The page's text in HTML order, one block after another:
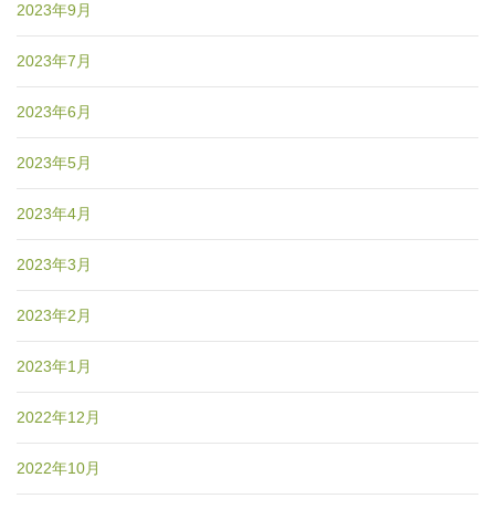
2023年9月
2023年7月
2023年6月
2023年5月
2023年4月
2023年3月
2023年2月
2023年1月
2022年12月
2022年10月